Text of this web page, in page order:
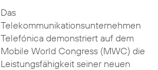
Das
Telekommunikationsunternehmen
Telefónica demonstriert auf dem
Mobile World Congress (MWC) die
Leistungsfähigkeit seiner neuen